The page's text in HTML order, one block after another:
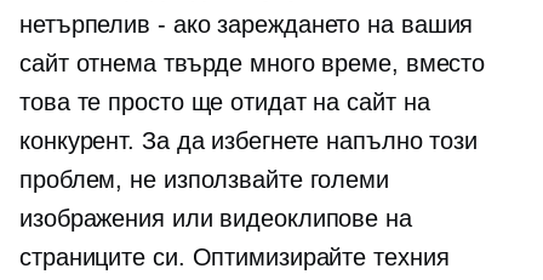
нетърпелив - акозареждането на вашия
сайт отнема твърде много време, вместо
това те просто ще отидат на сайт на
конкурент. За да избегнете напълно този
проблем, не използвайте големи
изображения или видеоклипове на
страниците си. Оптимизирайте техния